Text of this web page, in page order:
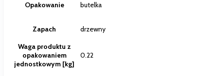
Opakowanie butelka
Zapach
drzewny
Waga produktu z
opakowaniem
jednostkowym [kg]
0.22